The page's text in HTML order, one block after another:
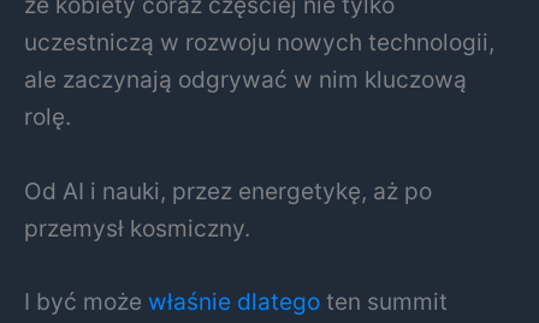
uczestniczą w rozwoju nowych technologii,
ale zaczynają odgrywać w nim kluczową
rolę.
Od AI i nauki, przez energetykę, aż po
przemysł kosmiczny.
I być może właśnie dlatego ten summit